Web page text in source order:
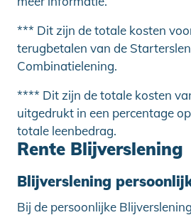
*** Dit zijn de totale kosten
terugbetalen van de
Combinatielening.
**** Dit zijn de totale kosten
uitgedrukt in een percentage
totale leenbedrag.
Rente Blijverslening
Blijverslening
Bij de persoonlijke